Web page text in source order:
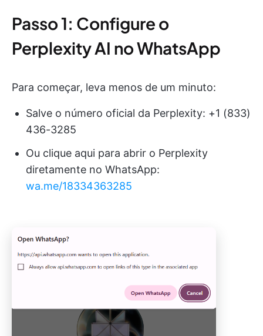
Passo 1: Configure o
Perplexity AI no WhatsApp
Para começar, leva menos de um minuto:
Salve o número oficial da Perplexity: +1 (833)
436-3285
Ou clique aqui para abrir o Perplexity
diretamente no WhatsApp:
wa.me/18334363285